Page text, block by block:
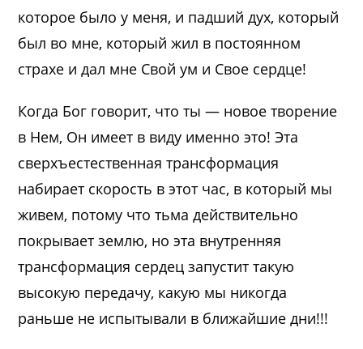
которое было у меня, и падший дух, который
был во мне, который жил в постоянном
страхе и дал мне Свой ум и Свое сердце!
Когда Бог говорит, что ты — новое творение
в Нем, Он имеет в виду именно это! Эта
сверхъестественная трансформация
набирает скорость в этот час, в который мы
живем, потому что тьма действительно
покрывает землю, но эта внутренняя
трансформация сердец запустит такую
высокую передачу, какую мы никогда
раньше не испытывали в ближайшие дни!!!